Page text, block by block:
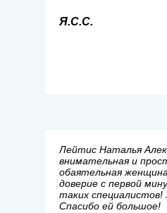
Я.С.С.
Лейтис Наталья
внимательная и
обаятельная
доверие с первой
таких специалистов!
Спасибо ей большое!